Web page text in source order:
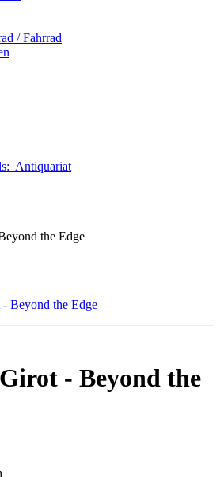
/ Fahrrad
Antiquariat
the Edge
- Beyond the